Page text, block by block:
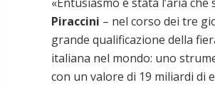
Piraccini – nel corso dei tre
grande qualificazione della
italiana nel mondo: uno
con un valore di 19 miliardi di